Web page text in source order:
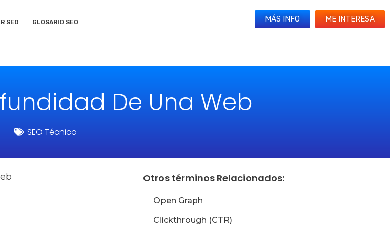
SEO GLOSARIO SEO MÁS INFO ME INTERESA
De Una Web
SEO Técnico
Otros términos Relacionados:
Open Graph
Clickthrough (CTR)